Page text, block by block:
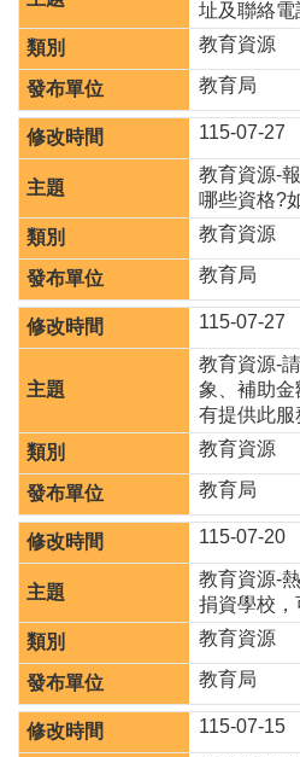
貼
水
域
安
全
回
首
頁
網
站
覽
市
政
信
箱
桃
園
入
口
網
隱
址及聯絡電
教育資源
教育局
115-07-27
教育資源-
哪些資格?
教育資源
教育局
115-07-27
教育資源-
象、補助
有提供此服
教育資源
教育局
115-07-20
教育資源-
捐資學校，
教育資源
教育局
115-07-15